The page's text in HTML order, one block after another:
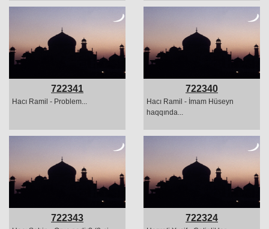
722341
Hacı Ramil - Problem...
722340
Hacı Ramil - İmam Hüseyn
haqqında...
722343 722324